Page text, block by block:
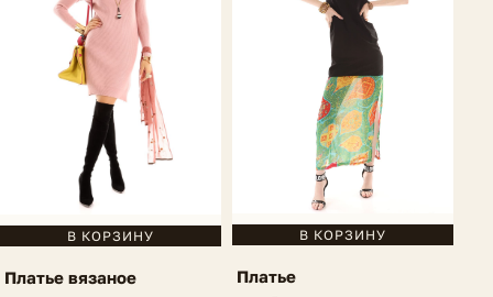
В КОРЗИНУ
Платье вязаное
В КОРЗИНУ
Платье